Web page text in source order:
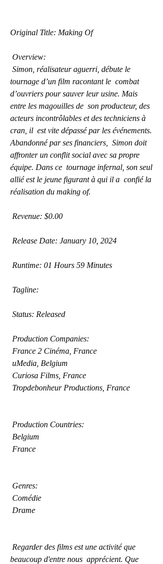
Original Title: Making Of
Overview:
tournage d’un film racontant le  combat
d’ouvriers pour sauver leur usine. Mais
entre les magouilles de  son producteur, des
acteurs incontrôlables et des techniciens à
cran, il  est vite dépassé par les événements.
Abandonné par ses financiers,  Simon doit
affronter un conflit social avec sa propre
équipe. Dans ce  tournage infernal, son seul
allié est le jeune figurant à qui il a  confié la
réalisation du making of.
Revenue: $0.00
Release Date: January 10, 2024
Runtime: 01 Hours 59 Minutes
Tagline:
Status: Released
Production Companies:
France 2 Cinéma, France
uMedia, Belgium
Curiosa Films, France
Tropdebonheur Productions, France
Production Countries:
Belgium
France
Genres:
Comédie
Drame
beaucoup d'entre nous  apprécient. Que